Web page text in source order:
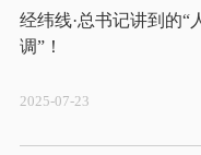
经纬线·总书记讲到的“
2025-07-23